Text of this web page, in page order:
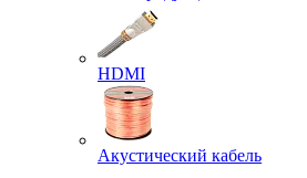
HDMI
Акустический кабель